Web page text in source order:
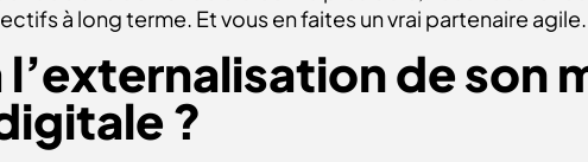
à long terme. Et vous en faites un vrai partenaire agile.
de son
?